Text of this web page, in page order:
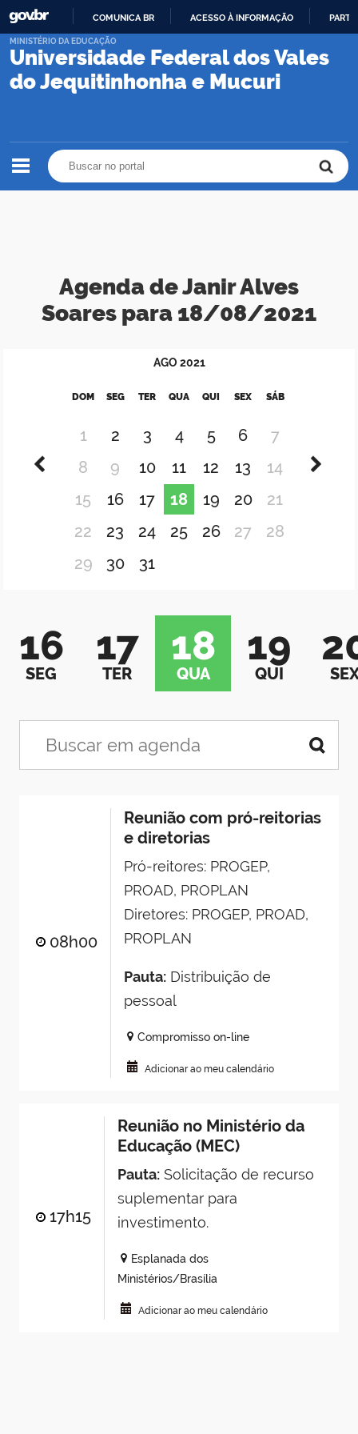
PARA
CONTEÚDO
COMUNICA BR ACESSO À INFORMAÇÃO
Universidade Federal dos Vales
do Jequitinhonha e Mucuri
MINISTÉRIO DA EDUCAÇÃO
Agenda de Janir Alves
Soares para 18/08/2021
AGO 2021
DOM SEG TER QUA QUI SEX SÁB
1 2 3 4 5 6
7
8
9 10 11 12 13
14
15
16 17 18 19 20
21
22
23 24 25 26 27
28
29
30 31
16
SEG
17
TER
18
QUA
19
QUI
08h00
Reunião com pró-reitorias
e diretorias
Pró-reitores: PROGEP,
PROAD, PROPLAN
Diretores: PROGEP, PROAD,
PROPLAN
Pauta:Distribuição de
pessoal
Compromisso on-line
Adicionar ao meu calendário
17h15
Reunião no Ministério da
Educação (MEC)
Pauta:Solicitação de recurso
suplementar para
investimento.
Esplanada dos
Ministérios/Brasília
Adicionar ao meu calendário